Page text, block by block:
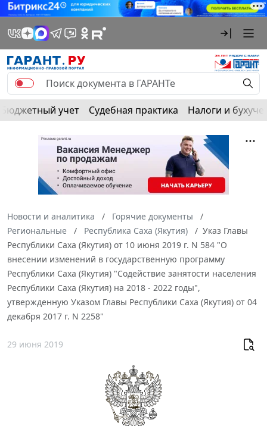
Бюджетный учет Судебная практика Налоги и
Новости и аналитика
Горячие документы
Региональные
Республика Саха (Якутия)
Указ Главы
Республики Саха (Якутия) от 10 июня 2019 г. N 584 "О
внесении изменений в государственную программу
Республики Саха (Якутия) "Содействие занятости населения
Республики Саха (Якутия) на 2018 - 2022 годы",
утвержденную Указом Главы Республики Саха (Якутия) от 04
декабря 2017 г. N 2258"
29 июня 2019